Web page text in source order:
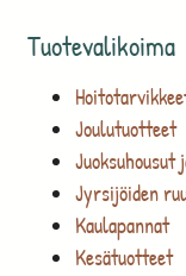
Tuotevalikoima
Joulutuotteet
Jyrsijöiden
Kaulapannat
Kesätuotteet